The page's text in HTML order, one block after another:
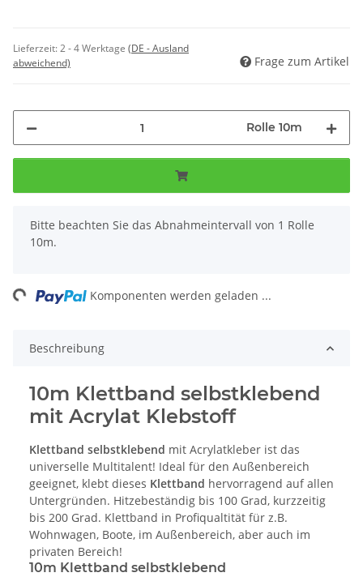
Lieferzeit:2 - 4 Werktage (DE - Ausland
abweichend)
Frage zum Artikel
Rolle 10m
x
Bitte beachten Sie das Abnahmeintervall von 1 Rolle
10m.
Komponenten werden geladen ...
Beschreibung
10m Klettband selbstklebend
mit Acrylat Klebstoff
Klettband selbstklebend mit Acrylatkleber ist das
universelle Multitalent! Ideal für den Außenbereich
geeignet, klebt dieses Klettband hervorragend auf allen
Untergründen. Hitzebeständig bis 100 Grad, kurzzeitig
bis 200 Grad. Klettband in Profiqualtität für z.B.
Wohnwagen, Boote, im Außenbereich, aber auch im
privaten Bereich!
10m Klettband selbstklebend